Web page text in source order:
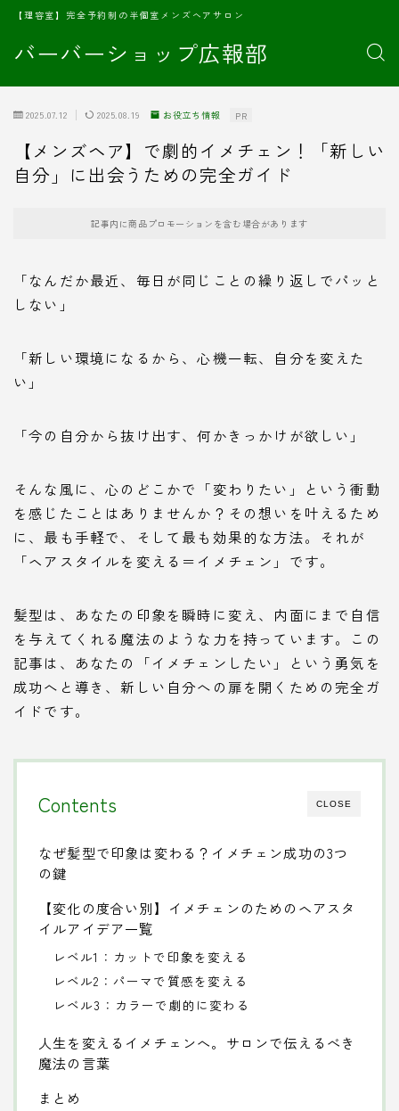
バーバーショップ広報部
【理容室】完全予約制の半個室メンズヘアサロン
2025.07.12 2025.08.19 お役立ち情報 PR
【メンズヘア】で劇的イメチェン！「新しい
自分」に出会うための完全ガイド
記事内に商品プロモーションを含む場合があります
「なんだか最近、毎日が同じことの繰り返しでパッと
しない」
「新しい環境になるから、心機一転、自分を変えた
い」
「今の自分から抜け出す、何かきっかけが欲しい」
そんな風に、心のどこかで「変わりたい」という衝動
を感じたことはありませんか？その想いを叶えるため
に、最も手軽で、そして最も効果的な方法。それが
「ヘアスタイルを変える＝イメチェン」です。
髪型は、あなたの印象を瞬時に変え、内面にまで自信
を与えてくれる魔法のような力を持っています。この
記事は、あなたの「イメチェンしたい」という勇気を
成功へと導き、新しい自分への扉を開くための完全ガ
イドです。
CLOSE
Contents
なぜ髪型で印象は変わる？イメチェン成功の3つ
の鍵
【変化の度合い別】イメチェンのためのヘアスタ
イルアイデア一覧
レベル1：カットで印象を変える
レベル2：パーマで質感を変える
レベル3：カラーで劇的に変わる
人生を変えるイメチェンへ。サロンで伝えるべき
魔法の言葉
まとめ